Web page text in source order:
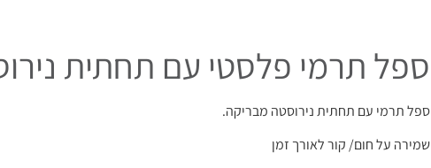
ספל תרמי פלסטי עם תחתית
ספל תרמי עם תחתית נירוסטה מבריקה.
שמירה על חום/ קור לאורך זמן